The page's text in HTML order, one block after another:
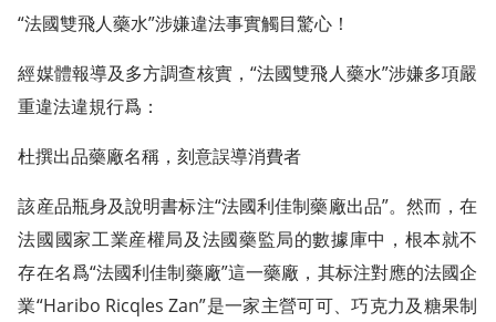
“法國雙飛人藥水”涉嫌違法事實觸目驚心！
經媒體報導及多方調查核實，“法國雙飛人藥水”涉嫌多項嚴
重違法違規行爲：
杜撰出品藥廠名稱，刻意誤導消費者
該産品瓶身及說明書标注“法國利佳制藥廠出品”。然而，在
法國國家工業産權局及法國藥監局的數據庫中，根本就不
存在名爲“法國利佳制藥廠”這一藥廠，其标注對應的法國企
業“Haribo Ricqles Zan”是一家主營可可、巧克力及糖果制